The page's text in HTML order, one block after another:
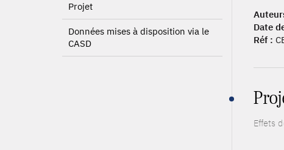
Projet
Données mises à disposition via le
CASD
Date
Réf :
Effets